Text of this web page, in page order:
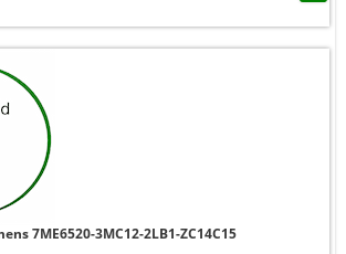
7ME6520-3MC12-2LB1-ZC14C15